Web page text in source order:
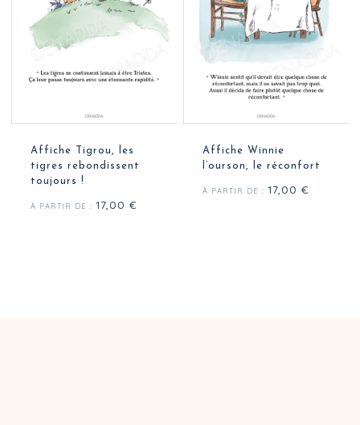
Affiche Tigrou, les
tigres rebondissent
toujours !
À PARTIR DE : 17,00 €
Affiche Winnie
l’ourson, le réconfort
À PARTIR DE : 17,00 €